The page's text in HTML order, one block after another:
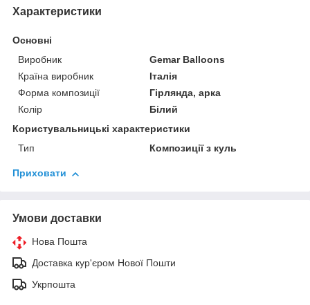
Характеристики
Основні
Виробник
Gemar Balloons
Країна виробник
Італія
Форма композиції
Гірлянда, арка
Колір
Білий
Користувальницькі характеристики
Тип
Композиції з куль
Приховати
Умови доставки
Нова Пошта
Доставка кур'єром Нової Пошти
Укрпошта